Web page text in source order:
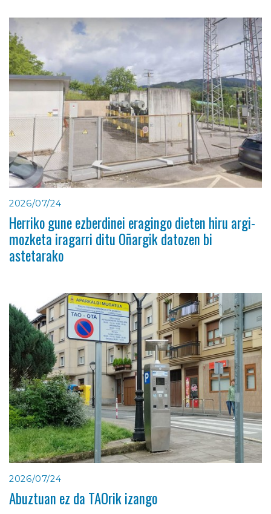
2026/07/24
Herriko gune ezberdinei eragingo dieten hiru argi-
mozketa iragarri ditu Oñargik datozen bi
astetarako
2026/07/24
Abuztuan ez da TAOrik izango